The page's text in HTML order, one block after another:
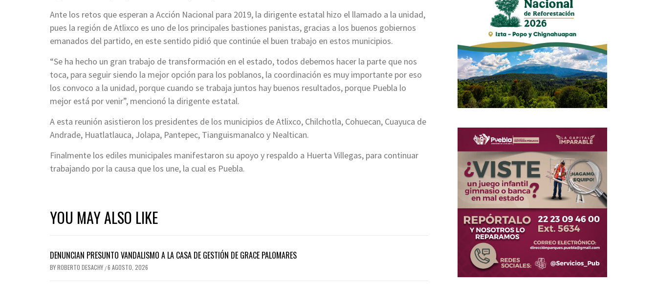
Ante los retos que esperan a Acción Nacional para 2019, la dirigente estatal hizo el llamado a la unidad,
pues la región de Atlixco es uno de los principales bastiones panistas, gracias a los buenos gobiernos
emanados del partido, en este sentido pidió que continúe el buen trabajo en estos municipios.
“Se ha hecho un gran trabajo de transformación en el estado, todos debemos hacer la parte que nos
toca, para seguir siendo la mejor opción para los poblanos, la coordinación es muy importante por eso
los convoco a la unidad, porque cuando se trabaja juntos hay buenos resultados, porque Puebla lo
mejor está por venir”, mencionó la dirigente estatal.
A esta reunión asistieron los presidentes de los municipios de Atlixco, Chilchotla, Cohuecan, Cuayuca de
Andrade, Huatlatlauca, Jolapa, Pantepec, Tianguismanalco y Nealtican.
Finalmente los ediles municipales manifestaron su apoyo y respaldo a Huerta Villegas, para continuar
trabajando por la causa que los une, la cual es Puebla.
YOU MAY ALSO LIKE
DENUNCIAN PRESUNTO VANDALISMO A LA CASA DE GESTIÓN DE GRACE PALOMARES
BYROBERTO DESACHY /6 AGOSTO, 2026